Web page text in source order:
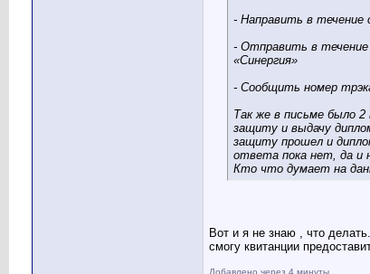
- Направить в течение
- Отправить в течение
«Синергия»
- Сообщить номер
Так же в письме было
защиту и выдачу
защиту прошел и
ответа пока нет, да и
Кто что думает на
Вот и я не знаю , что
смогу квитанции